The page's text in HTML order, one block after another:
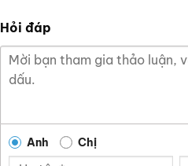
Hỏi đáp
Anh Chị